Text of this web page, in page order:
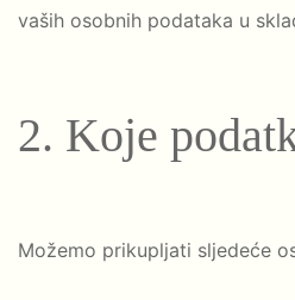
vaših osobnih podataka u
2. Koje
Možemo prikupljati sljedeće